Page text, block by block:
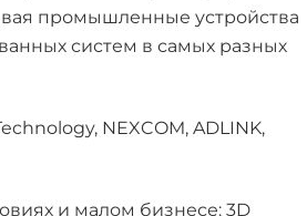
промышленные устройства
систем в самых разных
NEXCOM, ADLINK,
и малом бизнесе: 3D